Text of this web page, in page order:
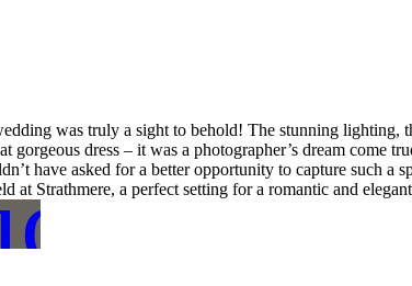
was truly a sight to behold! The stunning lighting,
gorgeous dress – it was a photographer’s dream come
have asked for a better opportunity to capture such a
at Strathmere, a perfect setting for a romantic and